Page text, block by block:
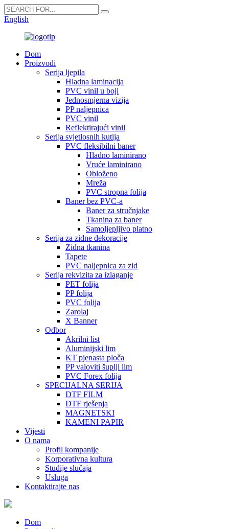
English
Dom
Proizvodi
Serija ljepila
Hladna laminacija
PVC vinil u boji
Jednosmjerna vizija
PP naljepnica
PVC vinil
Reflektirajući vinil
Serija svjetlosnih kutija
PVC fleksibilni baner
Hladno laminirano
Vruće laminirano
Obloženo
Mreža
PVC stropna folija
Baner bez PVC-a
Baner za stručnjake
Tkanina za baner
Samoljepljivo platno
Serija za zidne dekoracije
Zidna tkanina
Tapete
PVC naljepnica za zid
Serija rekvizita za izlaganje
PET folija
PP folija
PVC folija
Zarolaj
X Banner
Odbor
Akrilni list
Aluminijski lim
KT pjenasta ploča
PP valoviti šuplji lim
PVC Forex folija
SPECIJALNA SERIJA
DTF FILM
DTF rješenja
MAGNETSKI
KAMENI PAPIR
Vijesti
O nama
Profil kompanije
Korporativna kultura
Studije slučaja
Usluga
Kontaktirajte nas
Dom